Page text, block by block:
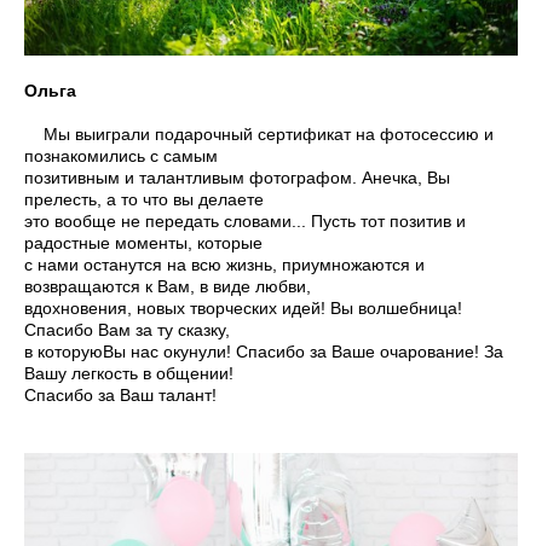
Ольга
Мы выиграли подарочный сертификат на фотосессию и
познакомились с самым
позитивным и талантливым фотографом. Анечка, Вы
прелесть, а то что вы делаете
это вообще не передать словами... Пусть тот позитив и
радостные моменты, которые
с нами останутся на всю жизнь, приумножаются и
возвращаются к Вам, в виде любви,
вдохновения, новых творческих идей! Вы волшебница!
Спасибо Вам за ту сказку,
в которуюВы нас окунули! Спасибо за Ваше очарование! За
Вашу легкость в общении!
Спасибо за Ваш талант!